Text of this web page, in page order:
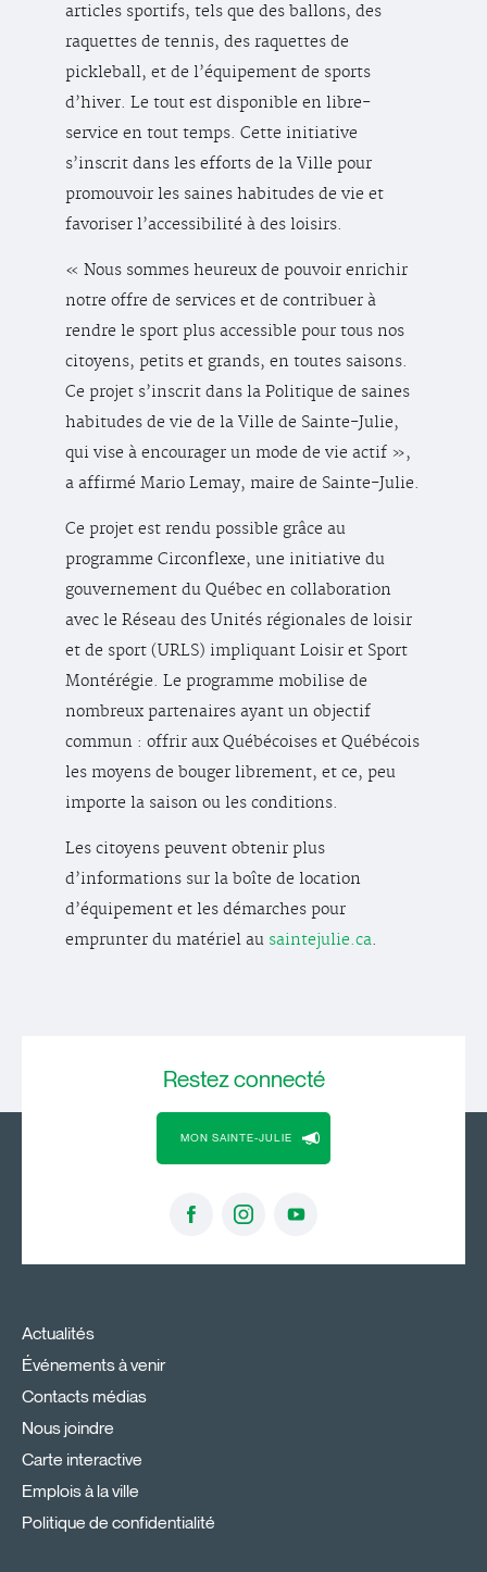
articles sportifs, tels que des ballons, des
raquettes de tennis, des raquettes de
pickleball, et de l’équipement de sports
d’hiver. Le tout est disponible en libre-
service en tout temps. Cette initiative
s’inscrit dans les efforts de la Ville pour
promouvoir les saines habitudes de vie et
favoriser l’accessibilité à des loisirs.
« Nous sommes heureux de pouvoir enrichir
notre offre de services et de contribuer à
rendre le sport plus accessible pour tous nos
citoyens, petits et grands, en toutes saisons.
Ce projet s’inscrit dans la Politique de saines
habitudes de vie de la Ville de Sainte-Julie,
qui vise à encourager un mode de vie actif »,
a affirmé Mario Lemay, maire de Sainte-Julie.
Ce projet est rendu possible grâce au
programme Circonflexe, une initiative du
gouvernement du Québec en collaboration
avec le Réseau des Unités régionales de loisir
et de sport (URLS) impliquant Loisir et Sport
Montérégie. Le programme mobilise de
nombreux partenaires ayant un objectif
commun : offrir aux Québécoises et Québécois
les moyens de bouger librement, et ce, peu
importe la saison ou les conditions.
Les citoyens peuvent obtenir plus
d’informations sur la boîte de location
d’équipement et les démarches pour
emprunter du matériel au saintejulie.ca.
Restezconnecté
MON SAINTE-JULIE
Actualités
Événements à venir
Contacts médias
Nous joindre
Carte interactive
Emplois à la ville
Politique de confidentialité